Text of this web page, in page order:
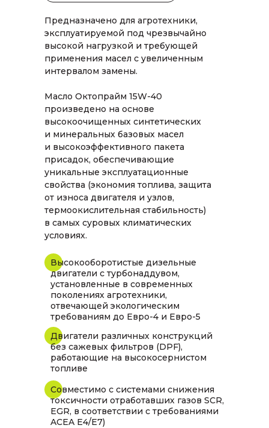
Предназначено для агротехники,
эксплуатируемой под чрезвычайно
высокой нагрузкой и требующей
применения масел с увеличенным
интервалом замены.
Масло Октопрайм 15W-40
произведено на основе
высокоочищенных синтетических
и минеральных базовых масел
и высокоэффективного пакета
присадок, обеспечивающие
уникальные эксплуатационные
свойства (экономия топлива, защита
от износа двигателя и узлов,
термоокислительная стабильность)
в самых суровых климатических
условиях.
Высокооборотистые дизельные
двигатели с турбонаддувом,
установленные в современных
поколениях агротехники,
отвечающей экологическим
требованиям до Евро-4 и Евро-5
Двигатели различных конструкций
без сажевых фильтров (DPF),
работающие на высокосернистом
топливе
Совместимо с системами снижения
токсичности отработавших газов SCR,
EGR, в соответствии с требованиями
ACEA E4/Е7)